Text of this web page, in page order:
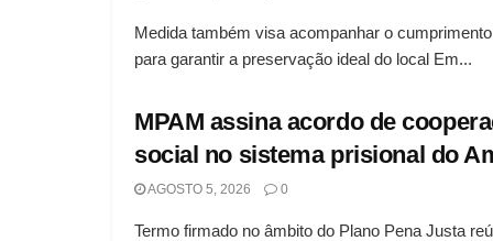
Medida também visa acompanhar o
para garantir a preservação ideal do local Em...
MPAM assina acordo de
social no sistema prisional do
AGOSTO 5, 2026 0
Termo firmado no âmbito do Plano Pena Justa